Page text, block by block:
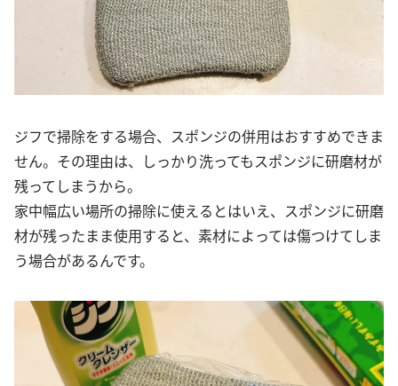
ジフで掃除をする場合、スポンジの併用はおすすめできま
せん。その理由は、しっかり洗ってもスポンジに研磨材が
残ってしまうから。
家中幅広い場所の掃除に使えるとはいえ、スポンジに研磨
材が残ったまま使用すると、素材によっては傷つけてしま
う場合があるんです。